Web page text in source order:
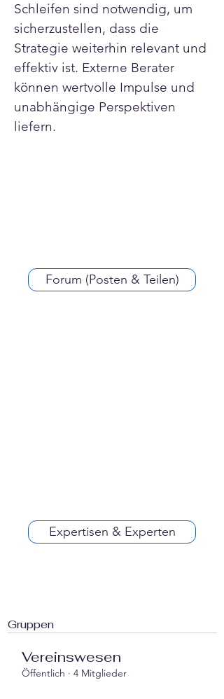
Schleifen sind notwendig, um
sicherzustellen, dass die
Strategie weiterhin relevant und
effektiv ist. Externe Berater
können wertvolle Impulse und
unabhängige Perspektiven
liefern.
Forum (Posten & Teilen)
Expertisen & Experten
Gruppen
Vereinswesen
Öffentlich · 4 Mitglieder